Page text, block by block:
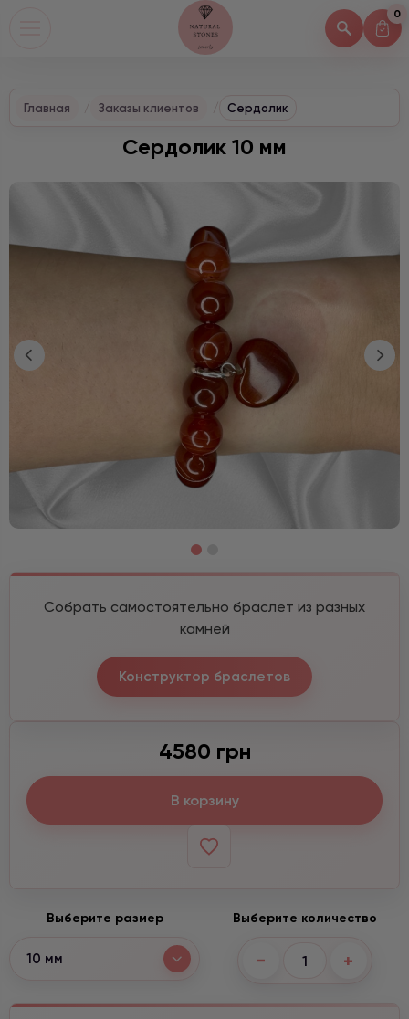
0
Главная Заказы клиентов Сердолик
Сердолик 10 мм
Собрать самостоятельно браслет из разных
камней
Конструктор браслетов
4580 грн
В корзину
Выберите размер
10 мм
Выберите количество
− +